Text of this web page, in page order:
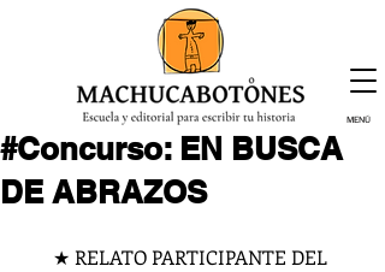
¡Inscríbete hoy!
MENÚ
#Concurso: EN BUSCA
DE ABRAZOS
★ RELATO PARTICIPANTE DEL